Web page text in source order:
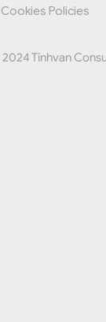
Cookies Policies
2024 Tinhvan